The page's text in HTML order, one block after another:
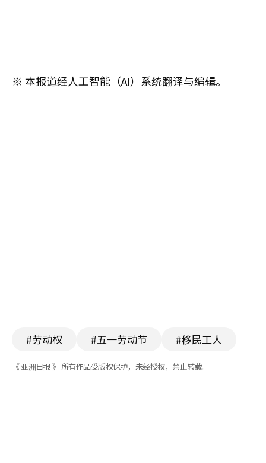
※ 本报道经人工智能（AI）系统翻译与编辑。
#劳动权 #五一劳动节 #移民工人
《 亚洲日报 》 所有作品受版权保护，未经授权，禁止转载。